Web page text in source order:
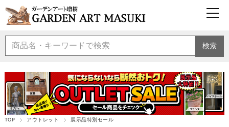
検索
TOP アウトレット 展示品特別セール